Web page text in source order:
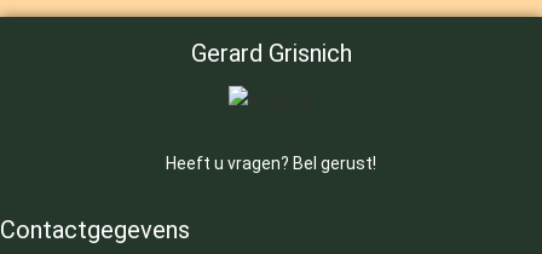
Gerard Grisnich
Heeft u vragen? Bel gerust!
Contactgegevens